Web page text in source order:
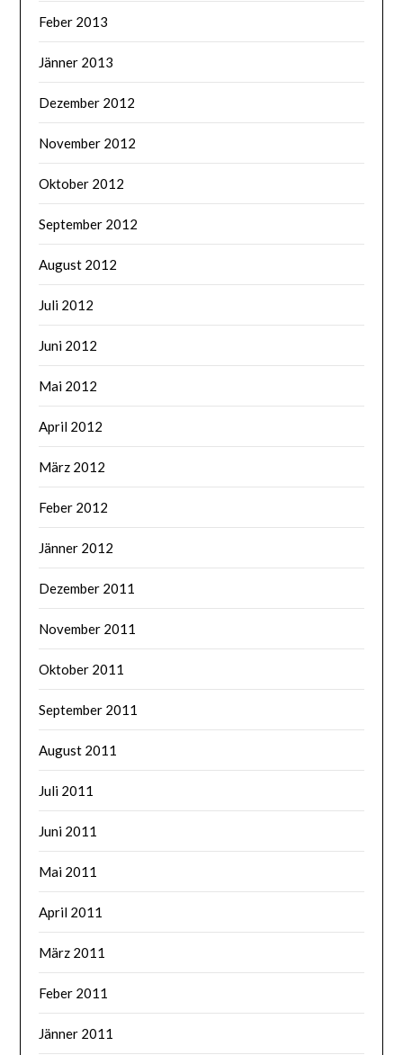
Feber 2013
Jänner 2013
Dezember 2012
November 2012
Oktober 2012
September 2012
August 2012
Juli 2012
Juni 2012
Mai 2012
April 2012
März 2012
Feber 2012
Jänner 2012
Dezember 2011
November 2011
Oktober 2011
September 2011
August 2011
Juli 2011
Juni 2011
Mai 2011
April 2011
März 2011
Feber 2011
Jänner 2011